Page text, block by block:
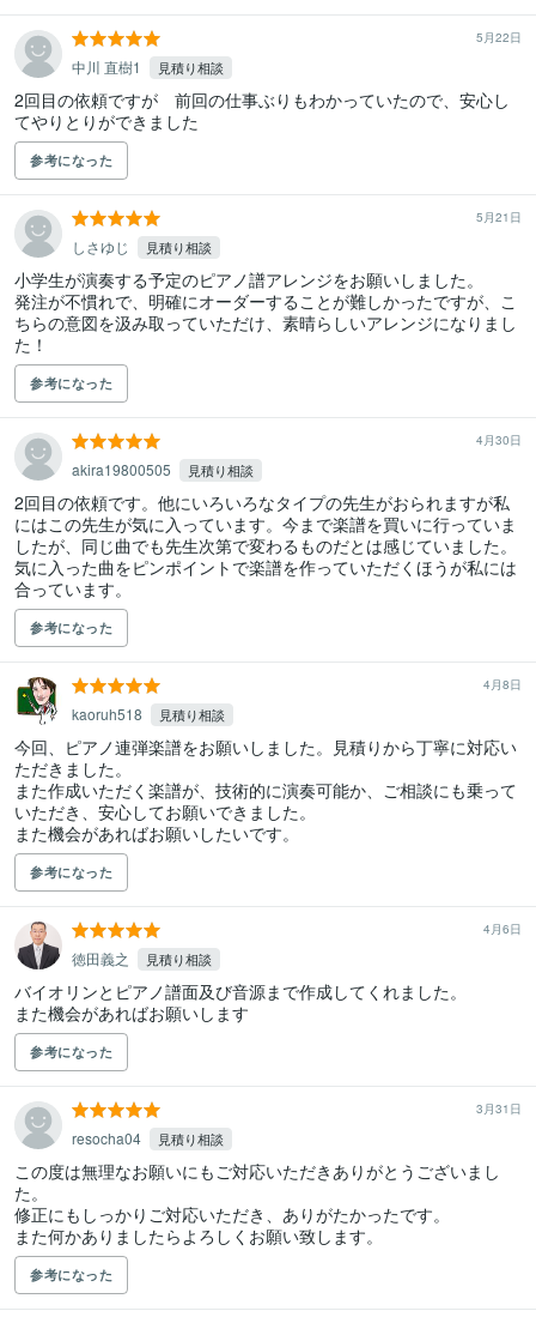
5月22日
中川 直樹1 見積り相談
2回目の依頼ですが　前回の仕事ぶりもわかっていたので、安心し
てやりとりができました
参考になった
5月21日
しさゆじ 見積り相談
小学生が演奏する予定のピアノ譜アレンジをお願いしました。
発注が不慣れで、明確にオーダーすることが難しかったですが、こ
ちらの意図を汲み取っていただけ、素晴らしいアレンジになりまし
た！
参考になった
4月30日
akira19800505 見積り相談
2回目の依頼です。他にいろいろなタイプの先生がおられますが私
にはこの先生が気に入っています。今まで楽譜を買いに行っていま
したが、同じ曲でも先生次第で変わるものだとは感じていました。
気に入った曲をピンポイントで楽譜を作っていただくほうが私には
合っています。
参考になった
4月8日
kaoruh518 見積り相談
今回、ピアノ連弾楽譜をお願いしました。見積りから丁寧に対応い
ただきました。
また作成いただく楽譜が、技術的に演奏可能か、ご相談にも乗って
いただき、安心してお願いできました。
また機会があればお願いしたいです。
参考になった
4月6日
徳田義之 見積り相談
バイオリンとピアノ譜面及び音源まで作成してくれました。
また機会があればお願いします
参考になった
3月31日
resocha04 見積り相談
この度は無理なお願いにもご対応いただきありがとうございまし
た。
修正にもしっかりご対応いただき、ありがたかったです。
また何かありましたらよろしくお願い致します。
参考になった